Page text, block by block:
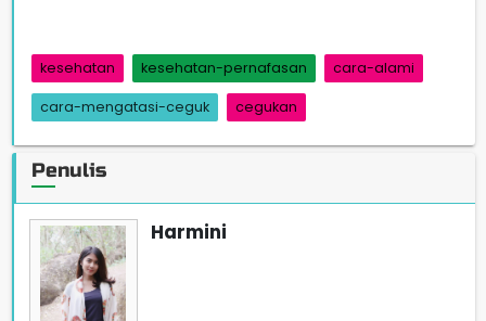
kesehatan kesehatan-pernafasan cara-alami
cara-mengatasi-ceguk cegukan
Penulis
Harmini